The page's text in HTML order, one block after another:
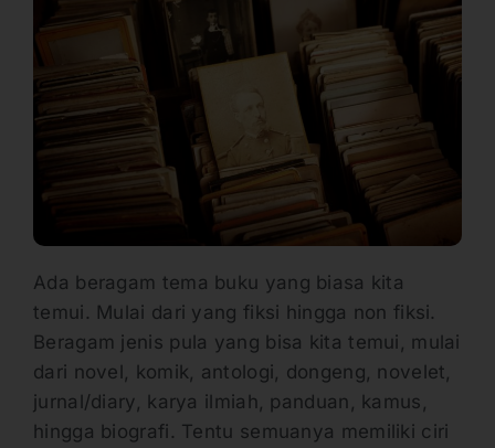
Ada beragam tema buku yang biasa kita
temui. Mulai dari yang fiksi hingga non fiksi.
Beragam jenis pula yang bisa kita temui, mulai
dari novel, komik, antologi, dongeng, novelet,
jurnal/diary, karya ilmiah, panduan, kamus,
hingga biografi. Tentu semuanya memiliki ciri